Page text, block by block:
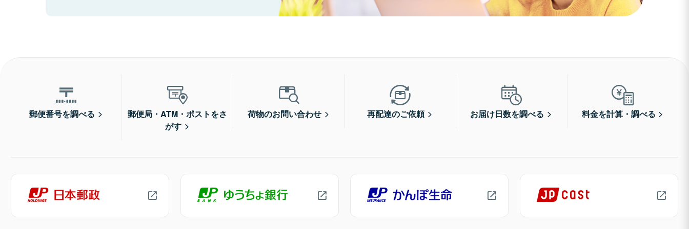
郵便番号を調べる
郵便局・ATM・ポストをさ
がす
荷物のお問い合わせ 再配達のご依頼 お届け日数を調べる 料金を計算・調べる